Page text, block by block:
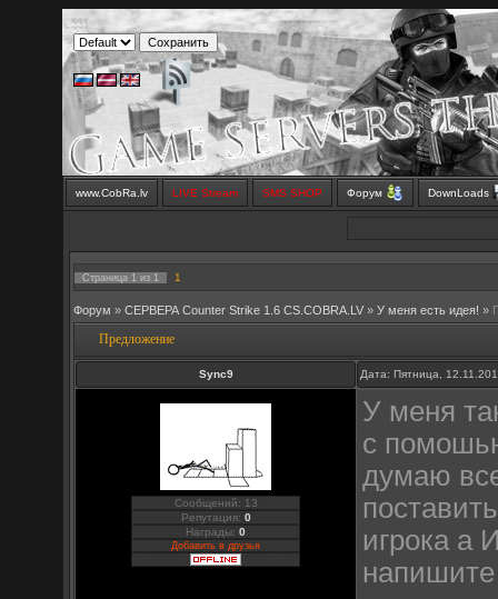
www.CobRa.lv LIVE Stream SMS SHOP Форум DownLoads
Страница 1 из 1 1
Форум » СЕРВЕРА Counter Strike 1.6 CS.COBRA.LV » У меня есть идея! »
Предложение
Sync9 Дата: Пятница,
Сообщений: 13
Репутация: 0
Награды:0
Добавить в друзья
У меня
с
думаю
игрока а